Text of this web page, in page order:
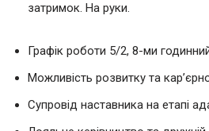
затримок. На руки.
Графік роботи 5/2, 8-ми
Можливість розвитку та
Супровід наставника на етапі